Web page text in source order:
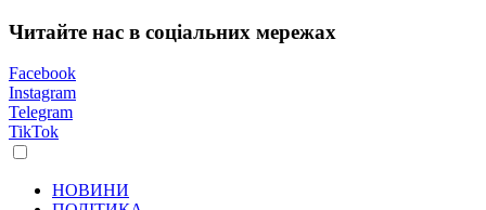
Читайте нас в соціальних мережах
Facebook
Instagram
Telegram
TikTok
НОВИНИ